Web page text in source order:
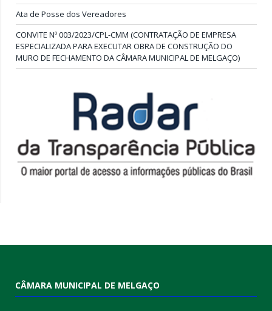
Ata de Posse dos Vereadores
CONVITE Nº 003/2023/CPL-CMM (CONTRATAÇÃO DE EMPRESA
ESPECIALIZADA PARA EXECUTAR OBRA DE CONSTRUÇÃO DO
MURO DE FECHAMENTO DA CÂMARA MUNICIPAL DE MELGAÇO)
CÂMARA MUNICIPAL DE MELGAÇO